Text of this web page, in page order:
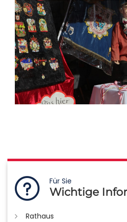
Für Sie
Wichtige
Rathaus